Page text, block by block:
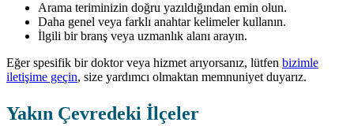
Arama teriminizin doğru yazıldığından emin olun.
Daha genel veya farklı anahtar kelimeler kullanın.
İlgili bir branş veya uzmanlık alanı arayın.
Eğer spesifik bir doktor veya hizmet arıyorsanız, lütfen bizimle
iletişime geçin, size yardımcı olmaktan memnuniyet duyarız.
Yakın Çevredeki İlçeler